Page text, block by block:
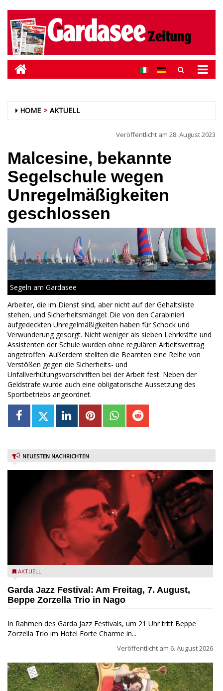
HOME AKTUELL
Veröffentlicht am 28. August 2023
Malcesine, bekannte
Segelschule wegen
Unregelmäßigkeiten
geschlossen
Segeln am Gardasee
Arbeiter, die im Dienst sind, aber nicht auf der Gehaltsliste
stehen, und Sicherheitsmängel: Die von den Carabinieri
aufgedeckten Unregelmäßigkeiten haben für Schock und
Verwunderung gesorgt. Nicht weniger als sieben Lehrkräfte und
Assistenten der Schule wurden ohne regulären Arbeitsvertrag
angetroffen. Außerdem stellten die Beamten eine Reihe von
Verstößen gegen die Sicherheits- und
Unfallverhütungsvorschriften bei der Arbeit fest. Neben der
Geldstrafe wurde auch eine obligatorische Aussetzung des
Sportbetriebs angeordnet.
NEUESTEN NACHRICHTEN
Beppe Zorzella Trio zu Gast beim Garda Jazz Festival
AKTUELL
Garda Jazz Festival: Am Freitag, 7. August,
Beppe Zorzella Trio in Nago
In Rahmen des Garda Jazz Festivals, um 21 Uhr tritt Beppe
Zorzella Trio im Hotel Forte Charme in...
Veröffentlicht am 6. August 2026